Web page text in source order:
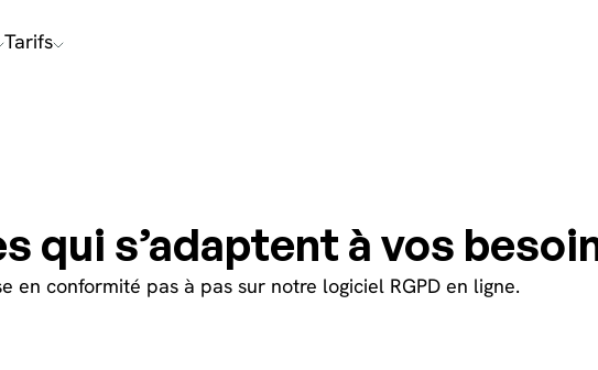
Tarifs
qui s’adaptent à vos
en conformité pas à pas sur notre logiciel RGPD en ligne.